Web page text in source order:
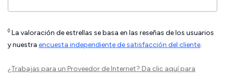
◊ La valoración de estrellas se basa en las reseñas de los usuarios
y nuestra encuesta independiente de satisfacción del cliente.
¿Trabajas para un Proveedor de Internet? Da clic aquípara